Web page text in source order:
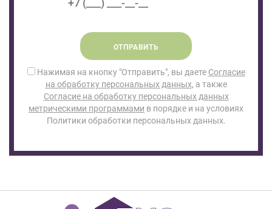
ОТПРАВИТЬ
Нажимая на кнопку "Отправить", вы даете Согласие
на обработку персональных данных, а также
Согласие на обработку персональных данных
метрическими программами в порядке и на условиях
Политики обработки персональных данных.